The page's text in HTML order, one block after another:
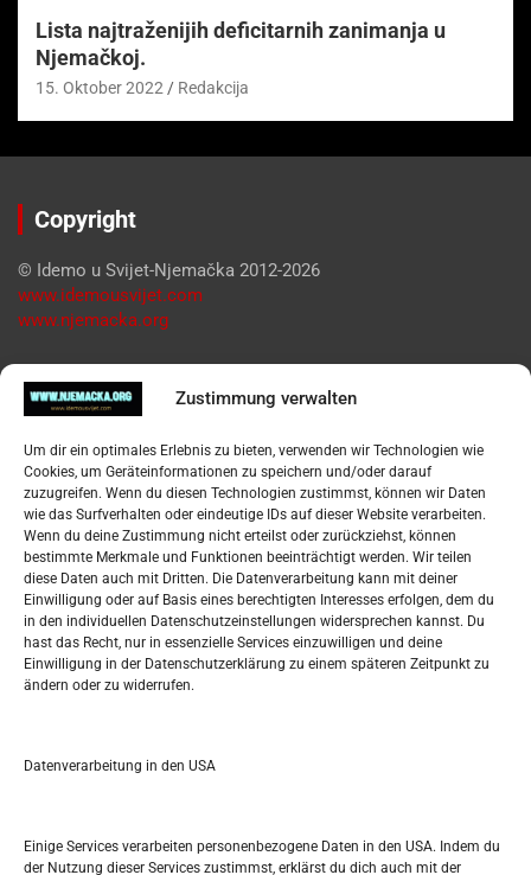
Zustimmung verwalten
Um dir ein optimales Erlebnis zu bieten, verwenden wir Technologien wie
Cookies, um Geräteinformationen zu speichern und/oder darauf
zuzugreifen. Wenn du diesen Technologien zustimmst, können wir Daten
wie das Surfverhalten oder eindeutige IDs auf dieser Website verarbeiten.
Wenn du deine Zustimmung nicht erteilst oder zurückziehst, können
bestimmte Merkmale und Funktionen beeinträchtigt werden. Wir teilen
diese Daten auch mit Dritten. Die Datenverarbeitung kann mit deiner
Einwilligung oder auf Basis eines berechtigten Interesses erfolgen, dem du
in den individuellen Datenschutzeinstellungen widersprechen kannst. Du
hast das Recht, nur in essenzielle Services einzuwilligen und deine
Einwilligung in der Datenschutzerklärung zu einem späteren Zeitpunkt zu
ändern oder zu widerrufen.
Datenverarbeitung in den USA
Einige Services verarbeiten personenbezogene Daten in den USA. Indem du
der Nutzung dieser Services zustimmst, erklärst du dich auch mit der
Lista najtraženijih deficitarnih zanimanja u
Njemačkoj.
15. Oktober 2022 Redakcija
Copyright
© Idemo u Svijet-Njemačka 2012-2026
www.idemousvijet.com
www.njemacka.org
Pregled
Datenschutzerklärung
Widerufsbelehrung
Oglašavanje / Postavite svoj oglas
Tko je “Idemo u Svijet – Njemačka?
Pretražite stranicu:
S
JANUAR 2024